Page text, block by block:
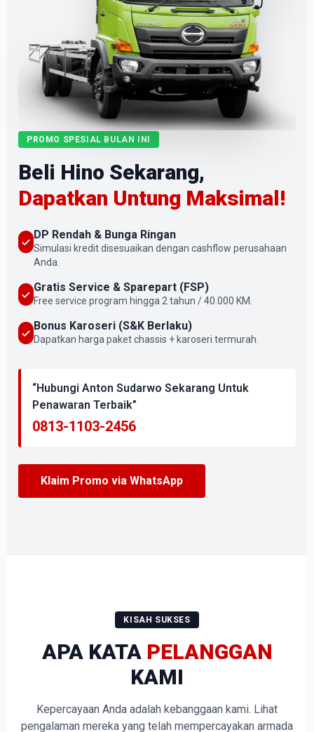
PROMO SPESIAL BULAN INI
Beli Hino Sekarang,
Dapatkan Untung Maksimal!
DP Rendah & Bunga Ringan
Simulasi kredit disesuaikan dengan cashflow perusahaan
Anda.
Gratis Service & Sparepart (FSP)
Free service program hingga 2 tahun / 40.000 KM.
Bonus Karoseri (S&K Berlaku)
Dapatkan harga paket chassis + karoseri termurah.
“Hubungi Anton Sudarwo Sekarang Untuk
Penawaran Terbaik”
0813-1103-2456
Klaim Promo via WhatsApp
KISAH SUKSES
APA KATA PELANGGAN
KAMI
Kepercayaan Anda adalah kebanggaan kami. Lihat
pengalaman mereka yang telah mempercayakan armada